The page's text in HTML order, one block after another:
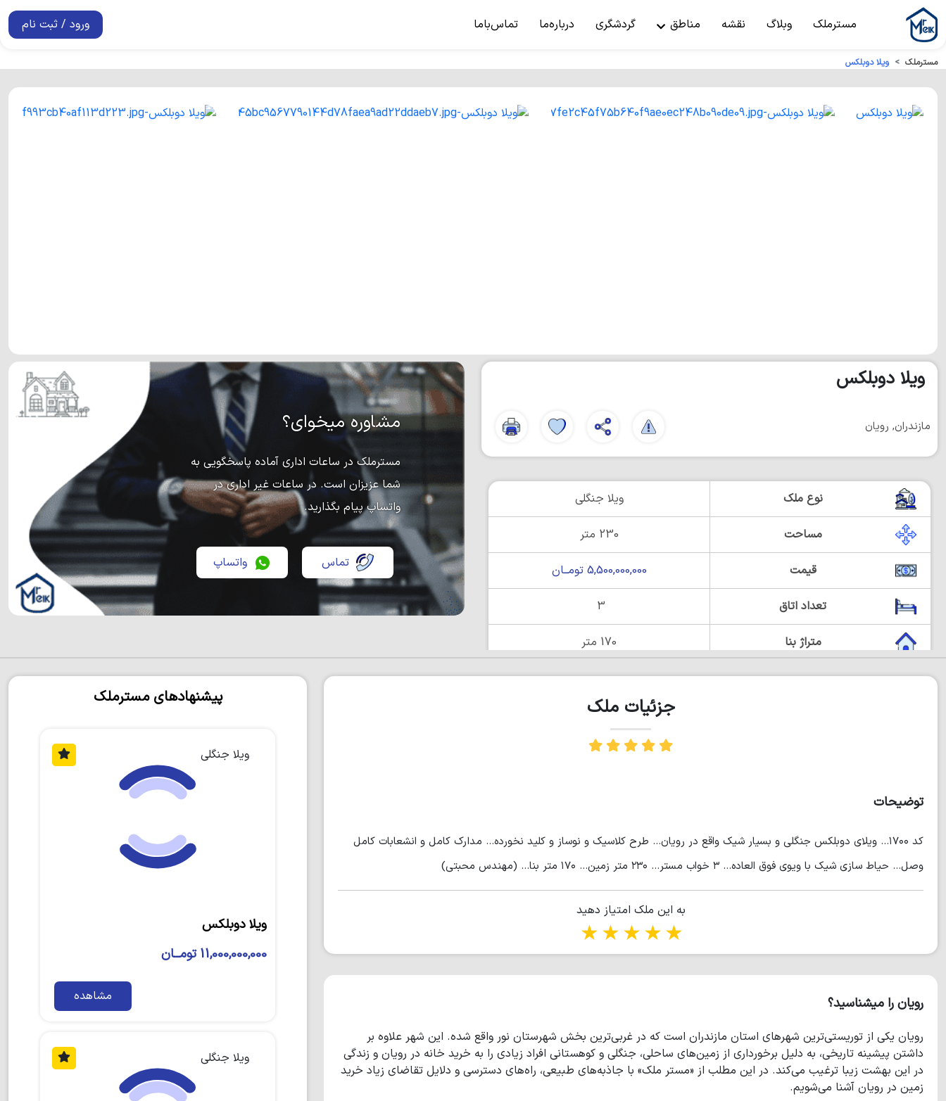
مسترملک وبلاگ نقشه مناطق گردشگری درباره‌ما تماس‌باما ورود / ثبت نام
مسترملک ویلا دوبلکس
ویلا دوبلکس
مازندران, رویان
نوع ملک ویلا جنگلی
مساحت 230 متر
قیمت 5,500,000,000 تومــان
تعداد اتاق 3
متراژ بنا 170 متر
دوبلکس
مشاوره میخوای؟
مسترملک در ساعات اداری آماده پاسخگویی به
شما عزیزان است. در ساعات غیر اداری در
واتساپ پیام بگذارید.
تماس واتساپ
جزئیات ملک
توضیحات
کد ۱۷۰۰... ویلای دوبلکس جنگلی و بسیار شیک واقع در رویان... طرح کلاسیک و نوساز و کلید نخورده... مدارک کامل و انشعابات کامل
وصل... حیاط سازی شیک با ویوی فوق العاده... ۳ خواب مستر... ۲۳۰ متر زمین... ۱۷۰ متر بنا... (مهندس محبتی)
به این ملک امتیاز دهید
5 stars
4 stars
3 stars
2 stars
رویان را میشناسید؟
رویان یکی از توریستی‌ترین شهرهای استان مازندران است که در غربی‌ترین بخش شهرستان نور واقع شده. این شهر علاوه بر
داشتن پیشینه تاریخی، به دلیل برخورداری از زمین‌های ساحلی، جنگلی و کوهستانی افراد زیادی را به خرید خانه در رویان و زندگی
در این بهشت زیبا ترغیب می‌کند. در این مطلب از «مستر ملک» با جاذبه‌های طبیعی، راه‌های دسترسی و دلایل تقاضای زیاد خرید
زمین در رویان آشنا می‌شویم.
پیشنهادهای مسترملک
ویلا جنگلی
ویلا دوبلکس
11,000,000,000 تومــان
مشاهده
ویلا جنگلی